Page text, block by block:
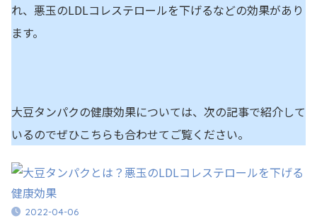
れ、悪玉のLDLコレステロールを下げるなどの効果があり
ます。
大豆タンパクの健康効果については、次の記事で紹介して
いるのでぜひこちらも合わせてご覧ください。
2022-04-06